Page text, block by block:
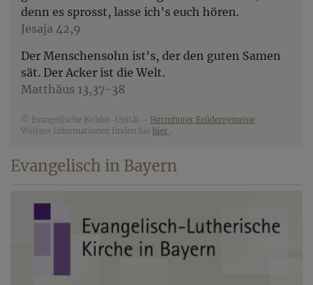
denn es sprosst, lasse ich's euch hören.
Jesaja 42,9
Der Menschensohn ist's, der den guten Samen
sät. Der Acker ist die Welt.
Matthäus 13,37-38
© Evangelische Brüder-Unität – Herrnhuter Brüdergemeine
Weitere Informationen finden Sie hier .
Evangelisch in Bayern